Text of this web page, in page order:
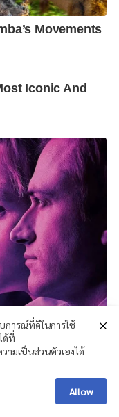
ารณ์ที่ดีในการใช้
ด้ที่
ามเป็นส่วนตัวเองได้
Allow